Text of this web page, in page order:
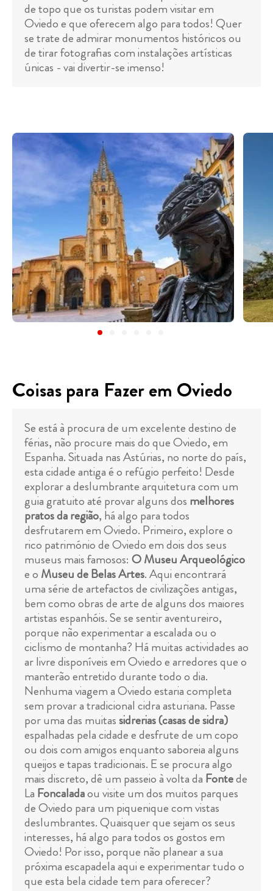
de topo que os turistas podem visitar em
Oviedo e que oferecem algo para todos! Quer
se trate de admirar monumentos históricos ou
de tirar fotografias com instalações artísticas
únicas - vai divertir-se imenso!
Coisas para Fazer em Oviedo
Se está à procura de um excelente destino de
férias, não procure mais do que Oviedo, em
Espanha. Situada nas Astúrias, no norte do país,
esta cidade antiga é o refúgio perfeito! Desde
explorar a deslumbrante arquitetura com um
guia gratuito até provar alguns dos melhores
pratos da região, há algo para todos
desfrutarem em Oviedo. Primeiro, explore o
rico património de Oviedo em dois dos seus
museus mais famosos: O Museu Arqueológico
e o Museu de Belas Artes. Aqui encontrará
uma série de artefactos de civilizações antigas,
bem como obras de arte de alguns dos maiores
artistas espanhóis. Se se sentir aventureiro,
porque não experimentar a escalada ou o
ciclismo de montanha? Há muitas actividades ao
ar livre disponíveis em Oviedo e arredores que o
manterão entretido durante todo o dia.
Nenhuma viagem a Oviedo estaria completa
sem provar a tradicional cidra asturiana. Passe
por uma das muitassidrerias (casas de sidra)
espalhadas pela cidade e desfrute de um copo
ou dois com amigos enquanto saboreia alguns
queijos e tapas tradicionais. E se procura algo
mais discreto, dê um passeio à volta da Fontede
La Foncaladaou visite um dos muitos parques
de Oviedo para um piquenique com vistas
deslumbrantes. Quaisquer que sejam os seus
interesses, há algo para todos os gostos em
Oviedo! Por isso, porque não planear a sua
próxima escapadela aqui e experimentar tudo o
que esta bela cidade tem para oferecer?